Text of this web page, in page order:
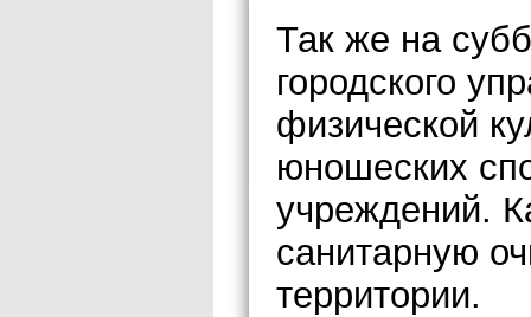
Так же на
городского
физической
юношеских
учреждений.
санитарную
территории.